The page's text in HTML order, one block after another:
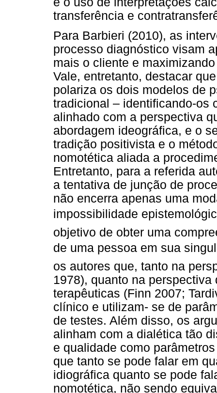
transferência e
Para Barbieri (2010), as
processo diagnóstico visam
mais o cliente e
Vale, entretanto, destacar
polariza os dois modelos de
tradicional – identificando-os
alinhado com a perspectiva
abordagem ideográfica, e o
tradição positivista e o
nomotética aliada a
Entretanto, para a referida
a tentativa de junção de
não encerra apenas uma
impossibilidade
objetivo de obter uma
de uma pessoa em sua
os autores que, tanto na
1978), quanto na
terapêuticas (Finn 2007;
clínico e utilizam- se de
de testes. Além disso, os
alinham com a dialética tão
e qualidade como
que tanto se pode falar em
idiográfica quanto se pode
nomotética, não sendo